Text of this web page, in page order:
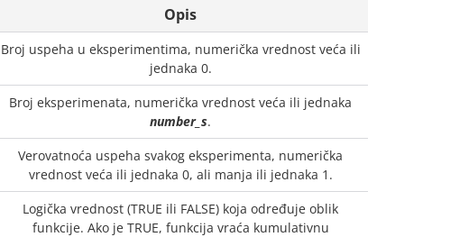
Opis
Broj uspeha u eksperimentima, numerička vrednost veća ili
jednaka 0.
Broj eksperimenata, numerička vrednost veća ili jednaka
number_s.
Verovatnoća uspeha svakog eksperimenta, numerička
vrednost veća ili jednaka 0, ali manja ili jednaka 1.
Logička vrednost (TRUE ili FALSE) koja određuje oblik
funkcije. Ako je TRUE, funkcija vraća kumulativnu